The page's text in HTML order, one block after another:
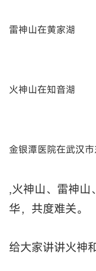
雷神山在黄家湖
火神山在知音湖
金银潭医院在武汉市
,火神山、雷神山
华，共度难关。
给大家讲讲火神